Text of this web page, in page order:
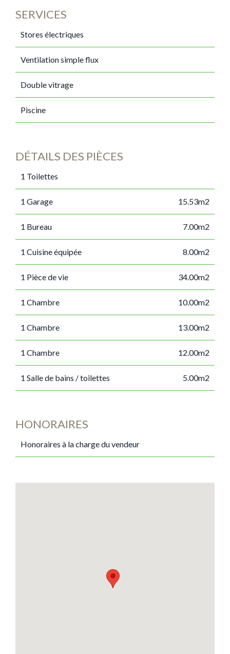
SERVICES
Stores électriques
Ventilation simple flux
Double vitrage
Piscine
DÉTAILS DES PIÈCES
1 Toilettes
1 Garage 15.53m2
1 Bureau 7.00m2
1 Cuisine équipée 8.00m2
1 Pièce de vie 34.00m2
1 Chambre 10.00m2
1 Chambre 13.00m2
1 Chambre 12.00m2
1 Salle de bains / toilettes 5.00m2
HONORAIRES
Honoraires à la charge du vendeur